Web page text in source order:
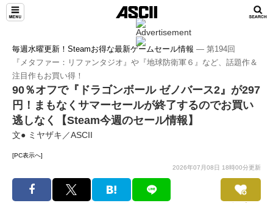
毎週水曜更新！Steamお得な最新ゲームセール情報 ― 第194回
『メタファー：リファンタジオ』や『地球防衛軍６』など、話題作＆
注目作もお買い得！
90％オフで『ドラゴンボール ゼノバース2』が297
円！まもなくサマーセールが終了するのでお買い
逃しなく【Steam今週のセール情報】
文● ミヤザキ／ASCII
[PC表示へ]
2026年07月08日 18時00分更新